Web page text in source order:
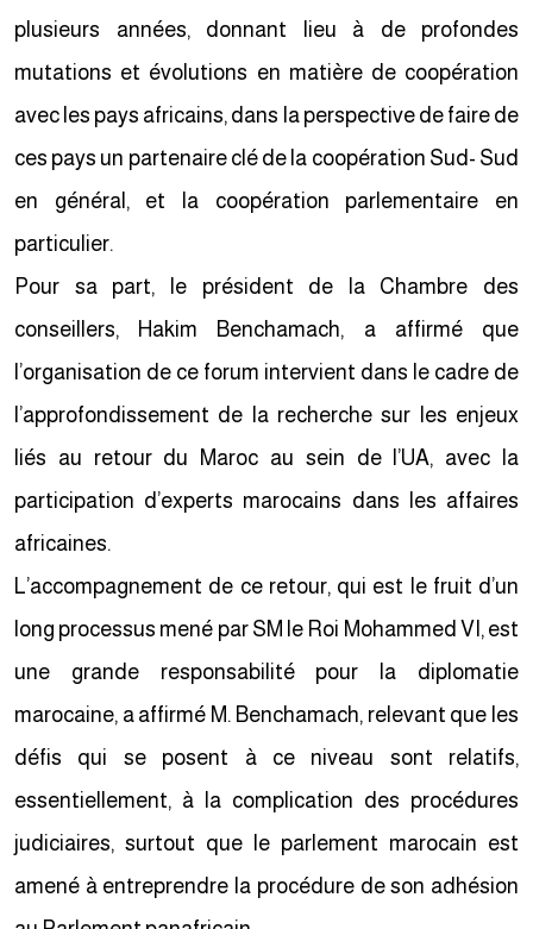
plusieurs années, donnant lieu à de profondes
mutations et évolutions en matière de coopération
avec les pays africains, dans la perspective de faire de
ces pays un partenaire clé de la coopération Sud- Sud
en général, et la coopération parlementaire en
particulier.
Pour sa part, le président de la Chambre des
conseillers, Hakim Benchamach, a affirmé que
l’organisation de ce forum intervient dans le cadre de
l’approfondissement de la recherche sur les enjeux
liés au retour du Maroc au sein de l’UA, avec la
participation d’experts marocains dans les affaires
africaines.
L’accompagnement de ce retour, qui est le fruit d’un
long processus mené par SM le Roi Mohammed VI, est
une grande responsabilité pour la diplomatie
marocaine, a affirmé M. Benchamach, relevant que les
défis qui se posent à ce niveau sont relatifs,
essentiellement, à la complication des procédures
judiciaires, surtout que le parlement marocain est
amené à entreprendre la procédure de son adhésion